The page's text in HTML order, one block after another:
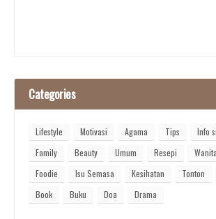
Categories
Lifestyle Motivasi Agama Tips Info
Family
Beauty Umum Resepi Wanita
Foodie
Isu Semasa Kesihatan Tonton
Book
Buku Doa Drama